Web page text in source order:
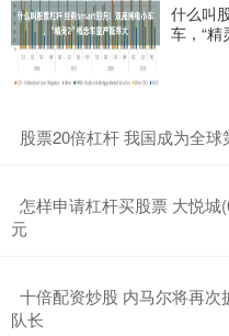
什么叫
车，“精
股票20倍杠杆 我国成为全
怎样申请杠杆买股票 大悦城
元
十倍配资炒股 内马尔将再
队长